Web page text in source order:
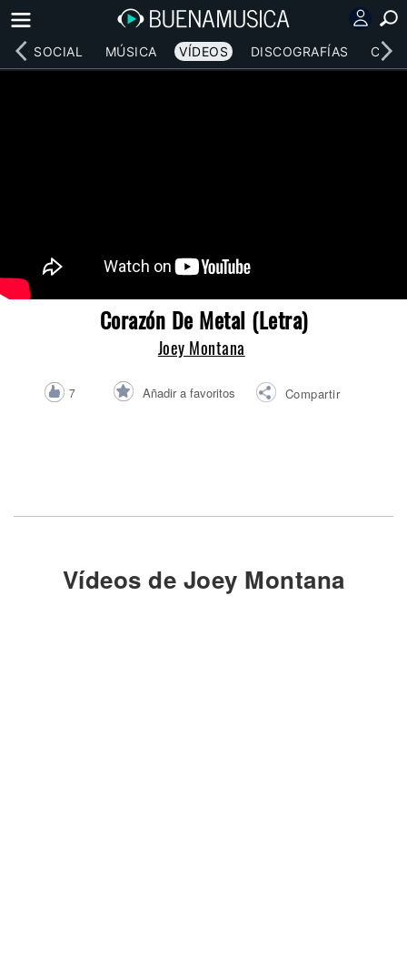
RED SOCIAL MÚSICA VÍDEOS DISCOGRAFÍAS
Corazón De Metal (Letra)
Joey Montana
7 Añadir a favoritos Compartir
Vídeos de Joey Montana